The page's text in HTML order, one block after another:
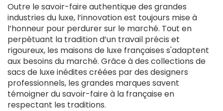
Outre le savoir-faire authentique des grandes
industries du luxe, l’innovation est toujours mise à
l’honneur pour perdurer sur le marché. Tout en
perpétuant la tradition d’un travail précis et
rigoureux, les maisons de luxe françaises s'adaptent
aux besoins du marché. Grâce à des collections de
sacs de luxe inédites créées par des designers
professionnels, les grandes marques savent
témoigner du savoir-faire à la française en
respectant les traditions.